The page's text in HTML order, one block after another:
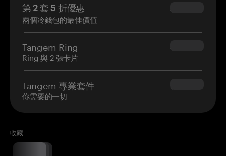
第 2 套 5 折優惠
兩個冷錢包的最佳價值
$34.95
Tangem Ring
Ring 與 2 張卡片
$160.00
Tangem 專業套件
你需要的一切
$180.00
收藏